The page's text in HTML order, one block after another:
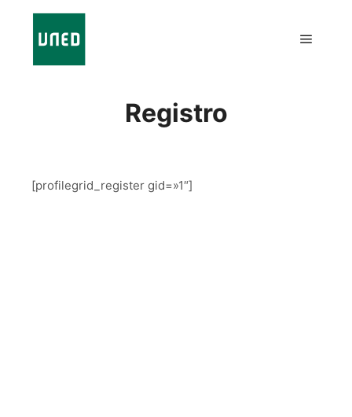
Registro
[profilegrid_register gid=»1″]